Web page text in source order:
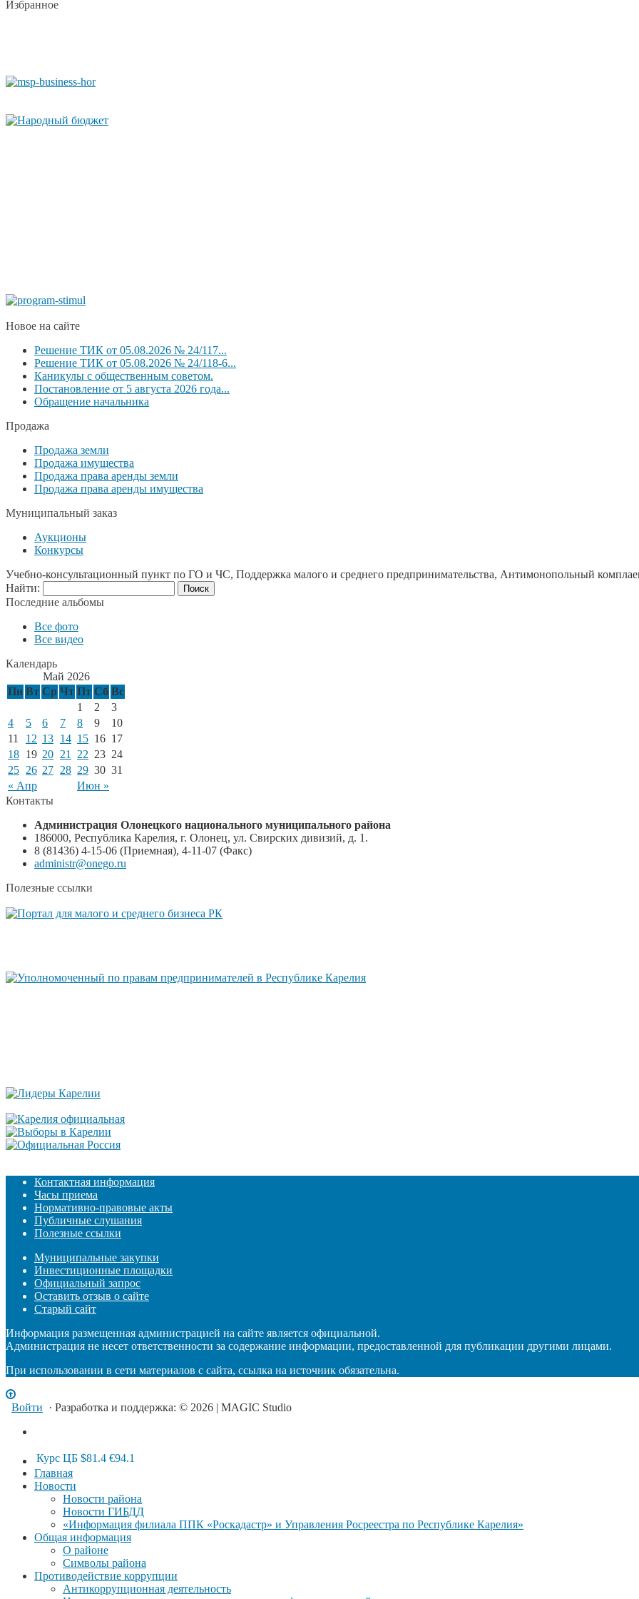
Избранное
Новое на сайте
Решение ТИК от 05.08.2026 № 24/117...
Решение ТИК от 05.08.2026 № 24/118-6...
Каникулы с общественным советом.
Постановление от 5 августа 2026 года...
Обращение начальника
Продажа
Продажа земли
Продажа имущества
Продажа права аренды земли
Продажа права аренды имущества
Муниципальный заказ
Аукционы
Конкурсы
Учебно-консультационный пункт по ГО и ЧС, Поддержка малого и среднего предпринимательства, Антимонопольный
Найти:
Последние альбомы
Все фото
Все видео
Календарь
Май 2026
Пн Вт Ср Чт Пт Сб Вс
« Апр Июн »
1 2
3
4
5 6 7 8 9
10
11
12 13 14 15 16 17
18 19 20 21 22 23 24
25 26 27 28 29 30 31
Контакты
Администрация Олонецкого национального муниципального района
186000, Республика Карелия, г. Олонец, ул. Свирских дивизий, д. 1.
8 (81436) 4-15-06 (Приемная), 4-11-07 (Факс)
administr@onego.ru
Полезные ссылки
Контактная информация
Часы приема
Нормативно-правовые акты
Публичные слушания
Полезные ссылки
Муниципальные закупки
Инвестиционные площадки
Официальный запрос
Оставить отзыв о сайте
Старый сайт
Информация размещенная администрацией на сайте является официальной.
Администрация не несет ответственности за содержание информации, предоставленной для публикации другими лицами.
При использовании в сети материалов с сайта, ссылка на источник обязательна.
Войти · Разработка и поддержка: © 2026 | MAGIC Studio
Курс ЦБ $81.4 €94.1
Главная
Новости
Новости района
Новости ГИБДД
«Информация филиала ППК «Роскадастр» и Управления Росреестра по Республике Карелия»
Общая информация
О районе
Символы района
Противодействие коррупции
Антикоррупционная деятельность